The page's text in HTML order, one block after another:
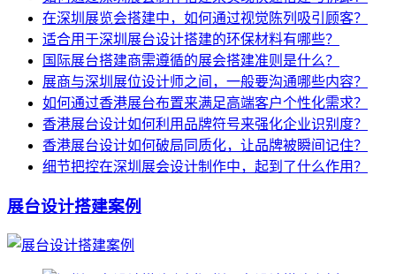
在深圳展览会搭建中，如何通过视觉陈列吸引顾客？
适合用于深圳展台设计搭建的环保材料有哪些？
国际展台搭建商需遵循的展会搭建准则是什么？
展商与深圳展位设计师之间，一般要沟通哪些内容？
如何通过香港展台布置来满足高端客户个性化需求？
香港展台设计如何利用品牌符号来强化企业识别度？
香港展台设计如何破局同质化，让品牌被瞬间记住？
细节把控在深圳展会设计制作中，起到了什么作用？
展台设计搭建案例